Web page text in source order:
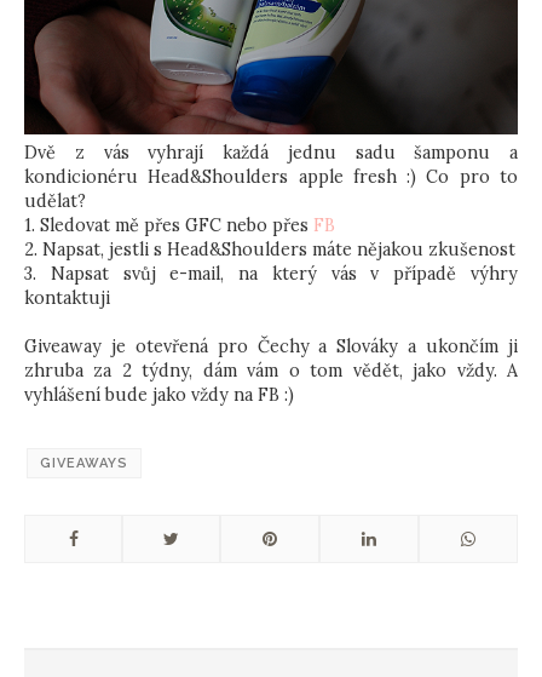
Dvě z vás vyhrají každá jednu sadu šamponu a
kondicionéru Head&Shoulders apple fresh :) Co pro to
udělat?
1. Sledovat mě přes GFC nebo přes FB
2. Napsat, jestli s Head&Shoulders máte nějakou zkušenost
3. Napsat svůj e-mail, na který vás v případě výhry
kontaktuji
Giveaway je otevřená pro Čechy a Slováky a ukončím ji
zhruba za 2 týdny, dám vám o tom vědět, jako vždy. A
vyhlášení bude jako vždy na FB :)
GIVEAWAYS